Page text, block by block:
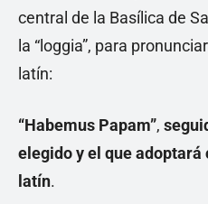
central de la Basílica de
la “loggia”, para
latín:
“Habemus Papam”,
elegido y el que
latín.